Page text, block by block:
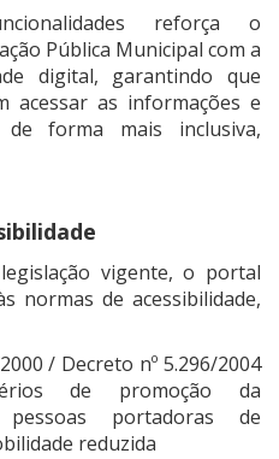
reforça o
Pública Municipal com a
digital, garantindo que
acessar as informações e
de forma mais inclusiva,
vigente, o portal
normas de acessibilidade,
/ Decreto nº 5.296/2004
de promoção da
pessoas portadoras de
reduzida